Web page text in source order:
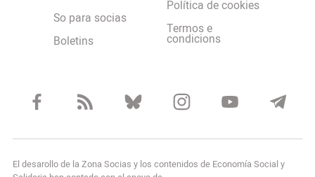
So para socias
Boletins
Política de cookies
Termos e
condicions
El desarollo de la Zona Socias y los contenidos de Economía Social y